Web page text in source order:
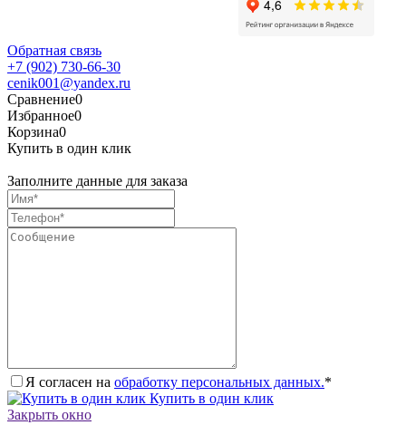
Обратная связь
+7 (902) 730-66-30
cenik001@yandex.ru
Сравнение0
Избранное0
Корзина0
Купить в один клик
Заполните данные для заказа
Я согласен на обработку персональных данных.*
Купить в один клик
Закрыть окно